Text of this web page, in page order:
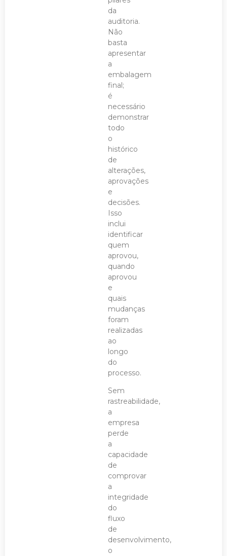
da
auditoria.
Não
basta
apresentar
a
embalagem
final;
é
necessário
demonstrar
todo
o
histórico
de
alterações,
aprovações
e
decisões.
Isso
inclui
identificar
quem
aprovou,
quando
aprovou
e
quais
mudanças
foram
realizadas
ao
longo
do
processo.
Sem
rastreabilidade,
a
empresa
perde
a
capacidade
de
comprovar
a
integridade
do
fluxo
de
desenvolvimento,
o